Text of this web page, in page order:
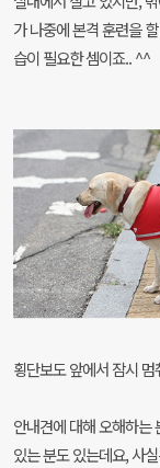
가 나중에 본격 훈련을
습이 필요한 셈이죠.. ^^
횡단보도 앞에서 잠시
안내견에 대해 오해하는
있는 분도 있는데요, 사